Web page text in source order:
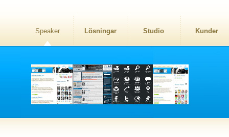
Speaker Lösningar Studio Kunder